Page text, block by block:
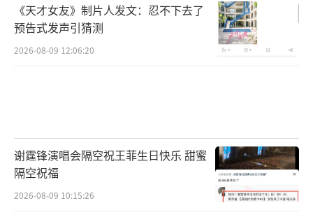
《天才女友》制片人发文：忍不下去了
预告式发声引猜测
2026-08-09 12:06:20
谢霆锋演唱会隔空祝王菲生日快乐 甜蜜
隔空祝福
2026-08-09 10:15:26